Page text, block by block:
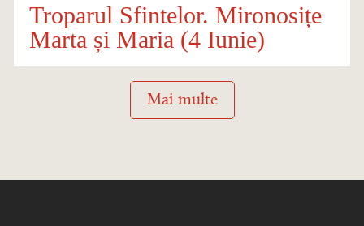
Troparul Sfintelor. Mironosițe
Marta și Maria (4 Iunie)
Mai multe